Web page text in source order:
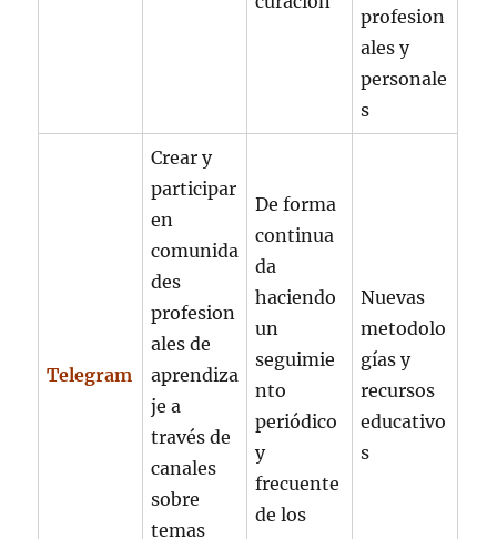
profesion
ales y
personale
s
Telegram
Crear y
participar
en
comunida
des
profesion
ales de
aprendiza
je a
través de
canales
sobre
temas
De forma
continua
da
haciendo
un
seguimie
nto
periódico
y
frecuente
de los
Nuevas
metodolo
gías y
recursos
educativo
s